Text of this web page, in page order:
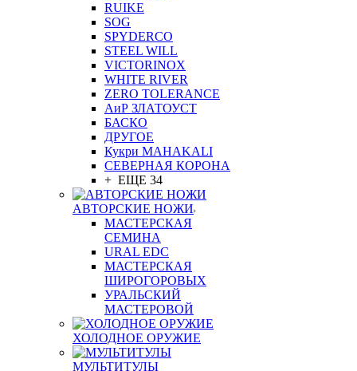
RUIKE
SOG
SPYDERCO
STEEL WILL
VICTORINOX
WHITE RIVER
ZERO TOLERANCE
АиР ЗЛАТОУСТ
БАСКО
ДРУГОЕ
Кукри MAHAKALI
СЕВЕРНАЯ КОРОНА
+ ЕЩЕ 34
АВТОРСКИЕ НОЖИ
МАСТЕРСКАЯ
СЕМИНА
URAL EDC
МАСТЕРСКАЯ
ШИРОГОРОВЫХ
УРАЛЬСКИЙ
МАСТЕРОВОЙ
ХОЛОДНОЕ ОРУЖИЕ
МУЛЬТИТУЛЫ